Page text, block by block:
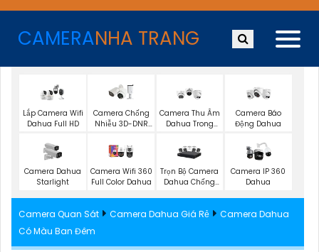
CAMERANHA TRANG
Lắp Camera Wifi
Dahua Full HD
Camera Chống
Nhiễu 3D-DNR
Camera Thu Âm
Dahua Trong
Camera Báo
Động Dahua
Camera Dahua
Starlight
Camera Wifi 360
Full Color Dahua
Trọn Bộ Camera
Dahua Chống
Camera IP 360
Dahua
Camera Quan Sát Camera Dahua Giá Rẻ
Camera Dahua
Có Màu Ban Đêm